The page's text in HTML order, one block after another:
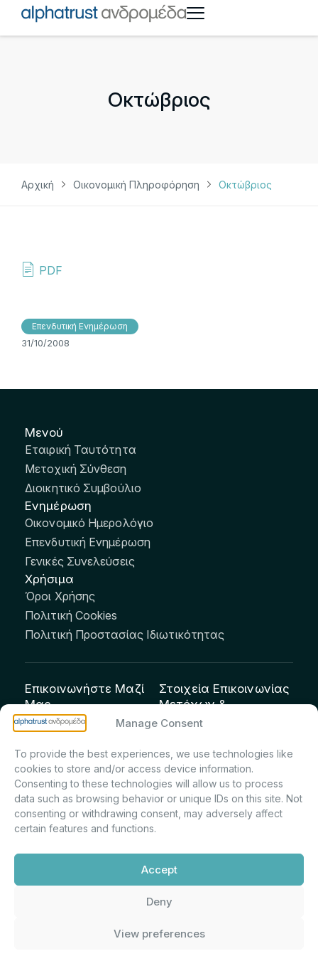
Manage Consent
To provide the best experiences, we use technologies like
cookies to store and/or access device information.
Consenting to these technologies will allow us to process
data such as browsing behavior or unique IDs on this site. Not
consenting or withdrawing consent, may adversely affect
certain features and functions.
Accept
Deny
View preferences
Οκτώβριος
Αρχική Οικονομική Πληροφόρηση Οκτώβριος
PDF
Επενδυτική Ενημέρωση
31/10/2008
Μενού
Εταιρική Ταυτότητα
Μετοχική Σύνθεση
Διοικητικό Συμβούλιο
Ενημέρωση
Οικονομικό Ημερολόγιο
Επενδυτική Ενημέρωση
Γενικές Συνελεύσεις
Χρήσιμα
Όροι Χρήσης
Πολιτική Cookies
Πολιτική Προστασίας Ιδιωτικότητας
Επικοινωνήστε Μαζί
Μας
info@andromeda.eu
Οδός Αριστείδου 1,
Κηφισιά Τ.Κ. 14561
Στοιχεία Επικοινωνίας
Μετόχων &
Επενδυτών:
Πρίντσιου – Corporate
Secretary & Investor
Relations – Τμήμα
Μετοχολογίου –
Ανακοινώσεων
m.printsiou@andromeda.eu